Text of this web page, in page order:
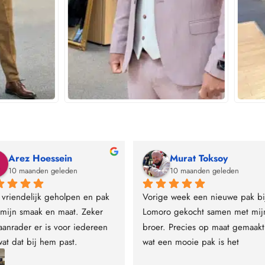
Berna Erenoglu
11 maanden geleden
eigenaar en super goed
prachtige smoking
Klaas Kuipers1
11 maanden geleden
Trouwpak gehaald en helemaal
er mee top service 💯❤️